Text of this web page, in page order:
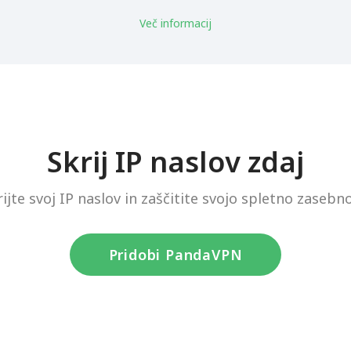
Več informacij
Skrij IP naslov zdaj
svoj IP naslov in zaščitite svojo spletno
Pridobi PandaVPN